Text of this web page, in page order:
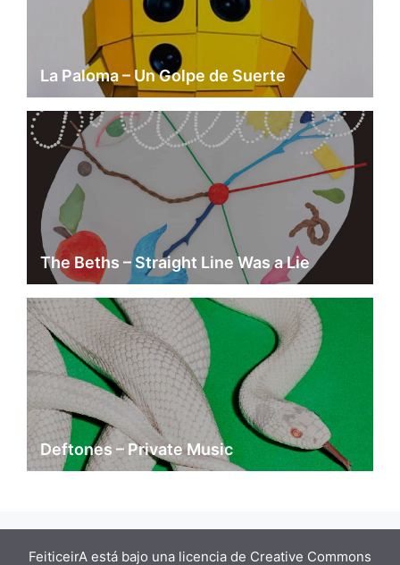
La Paloma – Un Golpe de Suerte
The Beths – Straight Line Was a Lie
Deftones – Private Music
FeiticeirA está bajo una licencia de Creative Commons